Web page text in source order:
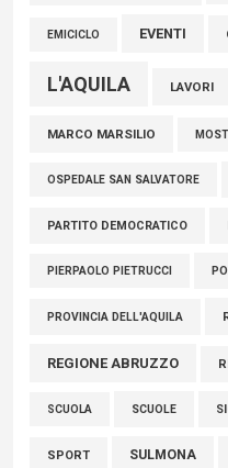
EMICICLO EVENTI
L'AQUILA LAVORI
MARCO MARSILIO
OSPEDALE SAN SALVATORE
PARTITO DEMOCRATICO
PIERPAOLO PIETRUCCI
PROVINCIA DELL'AQUILA
REGIONE ABRUZZO
SCUOLA SCUOLE
SPORT SULMONA